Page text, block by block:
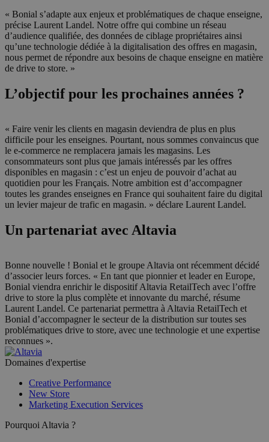
« Bonial s’adapte aux enjeux et problématiques de chaque enseigne,
précise Laurent Landel. Notre offre qui combine un réseau
d’audience qualifiée, des données de ciblage propriétaires ainsi
qu’une technologie dédiée à la digitalisation des offres en magasin,
nous permet de répondre aux besoins de chaque enseigne en matière
de drive to store. »
L’objectif pour les prochaines années ?
« Faire venir les clients en magasin deviendra de plus en plus
difficile pour les enseignes. Pourtant, nous sommes convaincus que
le e-commerce ne remplacera jamais les magasins. Les
consommateurs sont plus que jamais intéressés par les offres
disponibles en magasin : c’est un enjeu de pouvoir d’achat au
quotidien pour les Français. Notre ambition est d’accompagner
toutes les grandes enseignes en France qui souhaitent faire du digital
un levier majeur de trafic en magasin. » déclare Laurent Landel.
Un partenariat avec Altavia
Bonne nouvelle ! Bonial et le groupe Altavia ont récemment décidé
d’associer leurs forces. « En tant que pionnier et leader en Europe,
Bonial viendra enrichir le dispositif Altavia RetailTech avec l’offre
drive to store la plus complète et innovante du marché, résume
Laurent Landel. Ce partenariat permettra à Altavia RetailTech et
Bonial d’accompagner le secteur de la distribution sur toutes ses
problématiques drive to store, avec une technologie et une expertise
reconnues ».
Domaines d'expertise
Creative Performance
New Store
Marketing Execution Services
Pourquoi Altavia ?